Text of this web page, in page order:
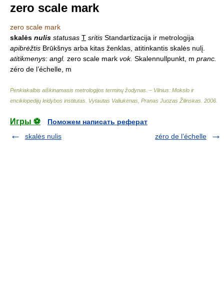
zero scale mark
zero scale mark
skalės nulis statusas T sritis Standartizacija ir metrologija
apibrėžtis Brūkšnys arba kitas ženklas, atitinkantis skalės nulį.
atitikmenys: angl. zero scale mark vok. Skalennullpunkt, m pranc.
zéro de l’échelle, m
Penkiakalbis aiškinamasis metrologijos terminų žodynas. – Vilnius: Mokslo ir
enciklopedijų leidybos institutas Vytautas Valiukėnas, Pranas Juozas Žilinskas 2006
Игры ⚽
Поможем написать реферат
skalės nulis
zéro de l’échelle